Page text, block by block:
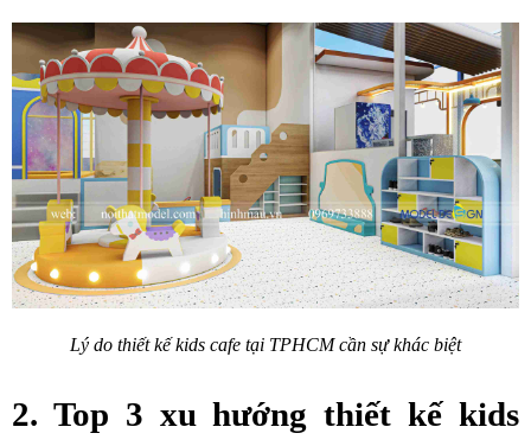
Lý do thiết kế kids cafe tại TPHCM cần sự khác biệt
2. Top 3 xu hướng thiết kế kids